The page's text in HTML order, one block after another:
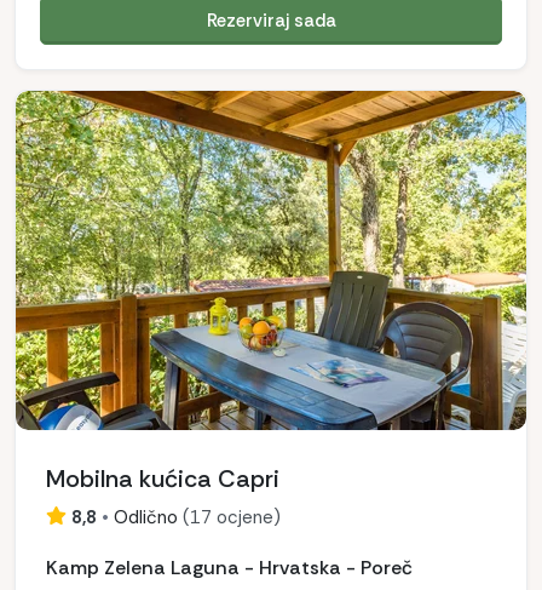
Rezerviraj sada
Mobilna kućica Capri
8,8 • Odlično (17 ocjene)
Kamp Zelena Laguna - Hrvatska - Poreč